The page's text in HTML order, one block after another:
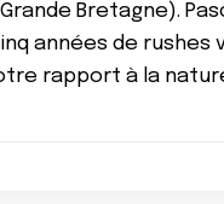
Bretagne).
années de rushes
rapport à la